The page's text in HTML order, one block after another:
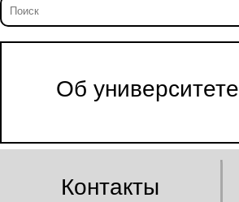
Об университете
Контакты